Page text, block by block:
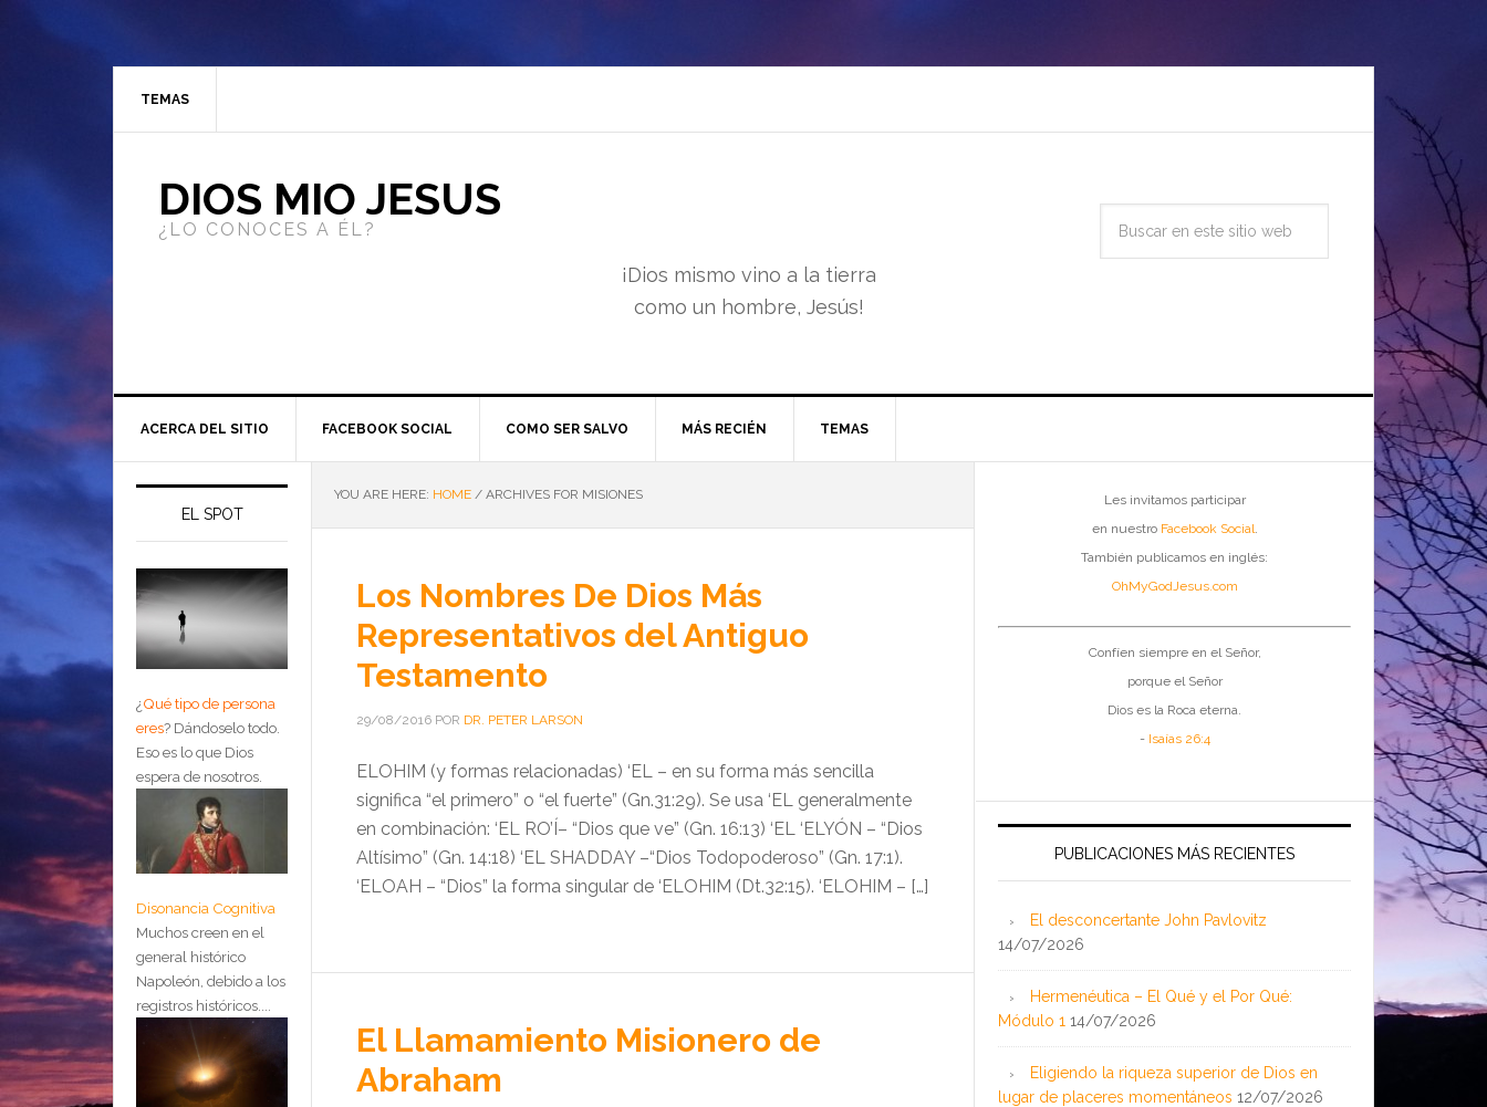
TEMAS
DIOS MIO JESUS
¿LO CONOCES A ÉL?
¡Dios mismo vino a la tierra
como un hombre, Jesús!
ACERCA DEL SITIO FACEBOOK SOCIAL COMO SER SALVO MÁS RECIÉN TEMAS
YOU ARE HERE: HOME / ARCHIVES FOR MISIONES
Los Nombres De Dios Más
Representativos del Antiguo
Testamento
29/08/2016 POR DR. PETER LARSON
ELOHIM (y formas relacionadas) ‘EL – en su forma más sencilla
significa “el primero” o “el fuerte” (Gn.31:29). Se usa ‘EL generalmente
en combinación: ‘EL RO’Í– “Dios que ve” (Gn. 16:13) ‘EL ‘ELYÓN – “Dios
Altísimo” (Gn. 14:18) ‘EL SHADDAY –“Dios Todopoderoso” (Gn. 17:1).
‘ELOAH – “Dios” la forma singular de ‘ELOHIM (Dt.32:15). ‘ELOHIM – […]
El Llamamiento Misionero de
Abraham
Les invitamos participar
en nuestro Facebook Social.
También publicamos en inglés:
OhMyGodJesus.com
Confíen siempre en el Señor,
porque el Señor
Dios es la Roca eterna.
- Isaías 26:4
PUBLICACIONES MÁS RECIENTES
El desconcertante John Pavlovitz
14/07/2026
Hermenéutica – El Qué y el Por Qué:
Módulo 1 14/07/2026
Eligiendo la riqueza superior de Dios en
lugar de placeres momentáneos 12/07/2026
EL SPOT
¿Qué tipo de persona
eres? Dándoselo todo.
Eso es lo que Dios
espera de nosotros.
Disonancia Cognitiva
Muchos creen en el
general histórico
Napoleón, debido a los
registros históricos....